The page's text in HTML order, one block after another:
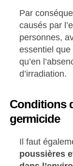
Par
causés par
personnes,
essentiel
qu’en
d’irradiation.
Conditions
germicide
Il faut
poussières